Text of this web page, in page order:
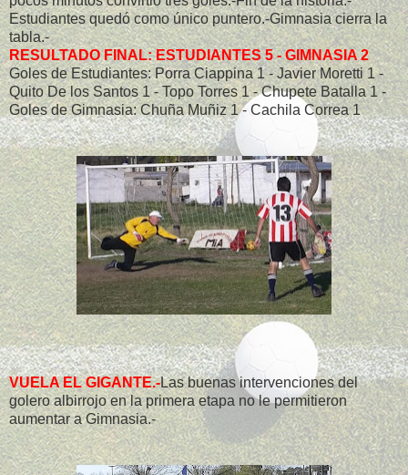
Estudiantes quedó como único puntero.-Gimnasia cierra la
tabla.-
RESULTADO FINAL: ESTUDIANTES 5 - GIMNASIA 2
Goles de Estudiantes: Porra Ciappina 1 - Javier Moretti 1 -
Quito De los Santos 1 - Topo Torres 1 - Chupete Batalla 1 -
Goles de Gimnasia: Chuña Muñiz 1 - Cachila Correa 1
VUELA EL GIGANTE.-Las buenas intervenciones del
golero albirrojo en la primera etapa no le permitieron
aumentar a Gimnasia.-